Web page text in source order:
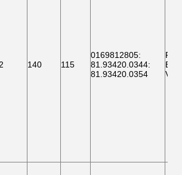
140 115
0169812805:
81.93420.0344:
81.93420.0354
F